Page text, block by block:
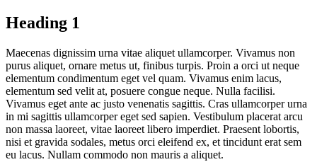
Heading 1
Maecenas dignissim urna vitae aliquet ullamcorper. Vivamus non
purus aliquet, ornare metus ut, finibus turpis. Proin a orci ut neque
elementum condimentum eget vel quam. Vivamus enim lacus,
elementum sed velit at, posuere congue neque. Nulla facilisi.
Vivamus eget ante ac justo venenatis sagittis. Cras ullamcorper urna
in mi sagittis ullamcorper eget sed sapien. Vestibulum placerat arcu
non massa laoreet, vitae laoreet libero imperdiet. Praesent lobortis,
nisi et gravida sodales, metus orci eleifend ex, et tincidunt erat sem
eu lacus. Nullam commodo non mauris a aliquet.